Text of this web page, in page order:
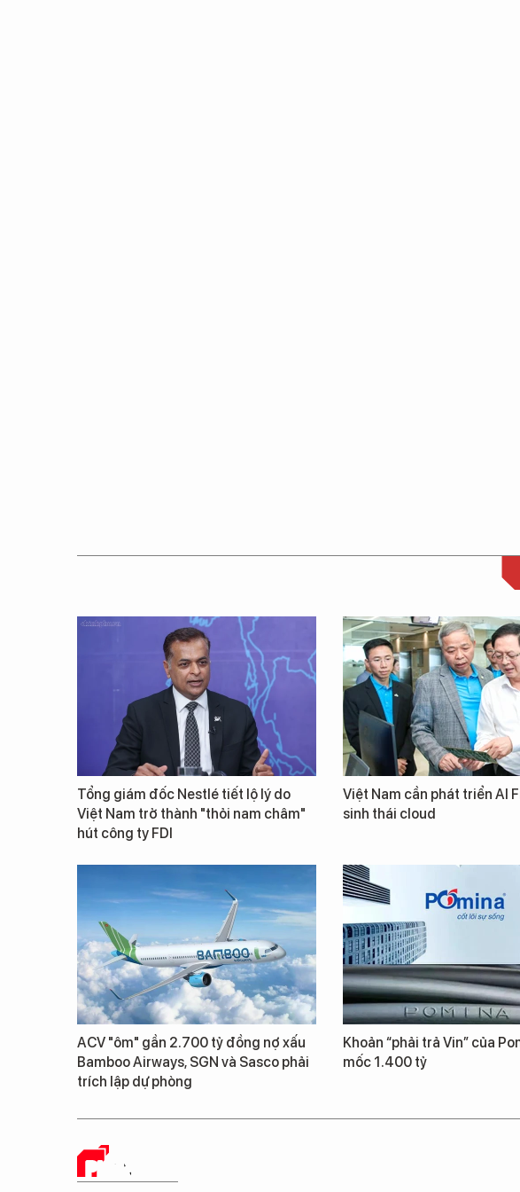
Tổng giám đốc Nestlé tiết lộ lý do
Việt Nam trở thành "thỏi nam châm"
hút công ty FDI
Việt Nam cần phát triển AI
sinh thái cloud
ACV "ôm" gần 2.700 tỷ đồng nợ xấu
Bamboo Airways, SGN và Sasco phải
trích lập dự phòng
Khoản “phải trả Vin” của
mốc 1.400 tỷ
PHÂN TÍCH